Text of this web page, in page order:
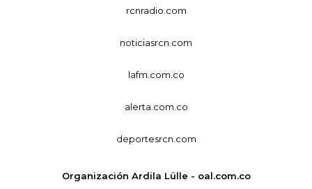
rcnradio.com
noticiasrcn.com
lafm.com.co
alerta.com.co
deportesrcn.com
Organización Ardila Lülle - oal.com.co